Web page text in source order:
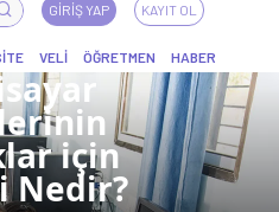
GIRIŞ YAP KAYIT OL
için
Nedir?